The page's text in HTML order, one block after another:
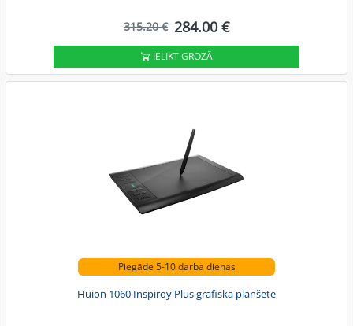
315.20 € 284.00 €
IELIKT GROZĀ
Piegāde 5-10 darba dienas
Huion 1060 Inspiroy Plus grafiskā planšete